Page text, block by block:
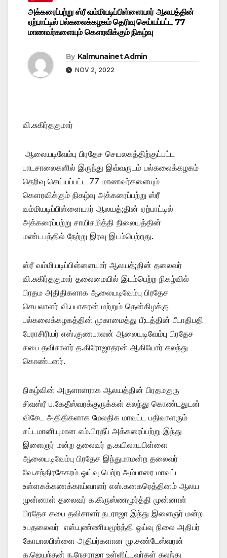
அக்கரைப்பற்று ஸ்ரீ வம்மியடிப்பிள்ளையார் ஆலயத்தின்
ஏற்பாட்டில் பல்கலைக்கழகம் தெரிவு செய்யப்பட்ட 77
மாணவர்களையும் கௌரவிக்கும் நிகழ்வு
By Kalmunainet Admin
NOV 2, 2022
வி.சுகிர்தகுமார்
ஆலையடிவேம்பு பிரதேச செயலகத்திற்குட்பட்ட
பாடசாலைகளில் இருந்து இவ்வருடம் பல்கலைக்கழகம்
தெரிவு செய்யப்பட்ட 77 மாணவர்களையும்
கௌரவிக்கும் நிகழ்வு அக்கரைப்பற்று ஸ்ரீ
வம்மியடிப்பிள்ளையார் ஆலயத்;தின் ஏற்பாட்டில்
அக்கரைப்பற்று சாயிசமித்தி நிலையத்தின்
மண்டபத்தில் நேற்று இரவு இடம்பெற்றது.
ஸ்ரீ வம்மியடிப்பிள்ளையார் ஆலயத்;தின் தலைவர்
வி.சுகிர்தகுமார் தலைமையில் இடம்பெற்ற நிகழ்வில்
பிரதம அதிதிகளாக ஆலையடிவேம்பு பிரதேச
செயலாளர் வி.பபாகரன் மற்றும் தென்கிழக்கு
பல்கலைக்கழகத்தின் முகாமைத்து பீ;டத்தின் பீடாதிபதி
பேராசிரியர் எஸ்.குணபாலன் ஆலையடிவேம்பு பிரதேச
சபை தவிசாளர் த.கிரோஜாதரன் ஆகியோர் கலந்து
கொண்டனர்.
நிகழ்வின் அருளாளராக ஆலயத்தின் பிரதமகுரு
சிவஸ்ரீ ப.கேதீஸ்வரக்குருக்கள் கலந்து கொண்டதுடன்
விசேட அதிதிகளாக மேலதிக மாவட்ட பதிவாளரும்
சட்டமானியுமான எம்.பிரதீப் அக்கரைப்பற்று இந்து
இளைஞர் மன்ற தலைவர் த.கயிலாயபிள்ளை
ஆலையடிவேம்பு பிரதேச இந்துமாமன்ற தலைவர்
வே.சந்திரசேகரம் ஓய்வு பெற்ற அம்பாரை மாவட்ட
உள்ளகக்கணக்காய்வாளர் எஸ்.கனகரெத்தினம் ஆலய
முன்னாள் தலைவர் க.கிருஸ்ணமூர்த்தி முன்னாள்
பிரதேச சபை தவிசாளர் நடராஜா இந்து இளைஞர் மன்ற
உபதலைவர் எஸ்.புண்ணியமூர்த்தி ஓய்வு நிலை அதிபர்
கோபாலபிள்ளை அதிபர்களான மு.சண்டேஸ்வரன்
க.ஜெயந்தன் ந.நேசராஜா உள்ளிட்டவர்கள் கலந்து